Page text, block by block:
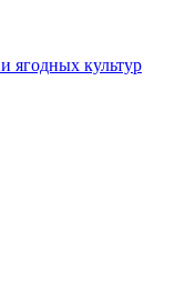
и ягодных культур